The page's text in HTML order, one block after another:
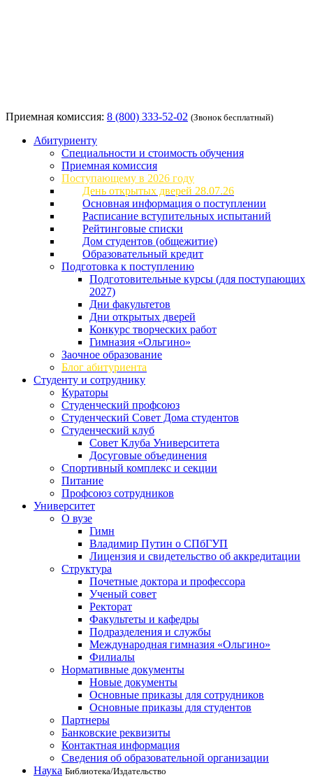
Приемная комиссия: 8 (800) 333-52-02 (Звонок бесплатный)
Абитуриенту
Специальности и стоимость обучения
Приемная комиссия
Поступающему в 2026 году
День открытых дверей 28.07.26
Основная информация о поступлении
Расписание вступительных испытаний
Рейтинговые списки
Дом студентов (общежитие)
Образовательный кредит
Подготовка к поступлению
Подготовительные курсы (для поступающих
2027)
Дни факультетов
Дни открытых дверей
Конкурс творческих работ
Гимназия «Ольгино»
Заочное образование
Блог абитуриента
Студенту и сотруднику
Кураторы
Студенческий профсоюз
Студенческий Совет Дома студентов
Студенческий клуб
Совет Клуба Университета
Досуговые объединения
Спортивный комплекс и секции
Питание
Профсоюз сотрудников
Университет
О вузе
Гимн
Владимир Путин о СПбГУП
Лицензия и свидетельство об аккредитации
Структура
Почетные доктора и профессора
Ученый совет
Ректорат
Факультеты и кафедры
Подразделения и службы
Международная гимназия «Ольгино»
Филиалы
Нормативные документы
Новые документы
Основные приказы для сотрудников
Основные приказы для студентов
Партнеры
Банковские реквизиты
Контактная информация
Сведения об образовательной организации
Наука Библиотека/Издательство